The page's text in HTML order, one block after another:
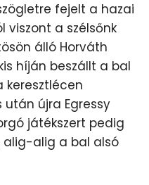
fejelt a hazai
viszont a szélsőnk
álló Horváth
híján beszállt a bal
újra Egressy
játékszert pedig
alig-alig a bal alsó